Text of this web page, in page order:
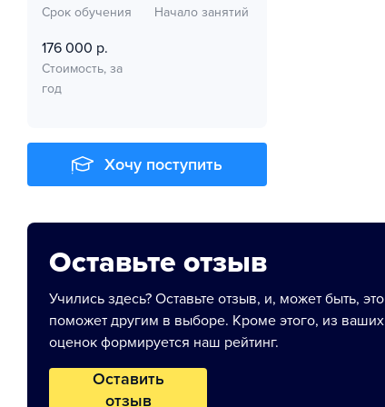
Срок обучения Начало занятий
176 000 р.
Стоимость, за
год
Хочу поступить
Оставьте отзыв
Учились здесь? Оставьте отзыв, и, может быть, это
поможет другим в выборе. Кроме этого, из ваших
оценок формируется наш рейтинг.
Оставить
отзыв